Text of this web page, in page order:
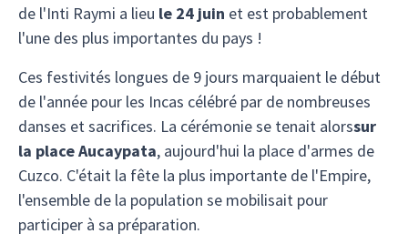
de l'Inti Raymi a lieu le 24 juin et est probablement
l'une des plus importantes du pays !
Ces festivités longues de 9 jours marquaient le début
de l'année pour les Incas célébré par de nombreuses
danses et sacrifices. La cérémonie se tenait alorssur
la place Aucaypata, aujourd'hui la place d'armes de
Cuzco. C'était la fête la plus importante de l'Empire,
l'ensemble de la population se mobilisait pour
participer à sa préparation.